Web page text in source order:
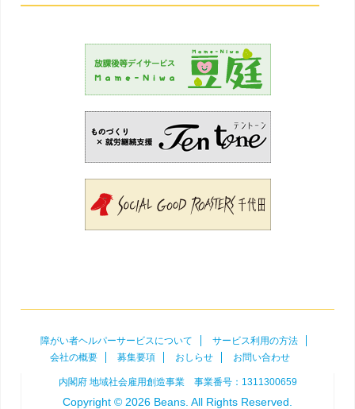
障がい者ヘルパーサービスについて
サービス利用の方法
会社の概要
募集要項 おしらせ お問い合わせ
内閣府 地域社会雇用創造事業 事業番号：1311300659
Copyright © 2026 Beans. All Rights Reserved.